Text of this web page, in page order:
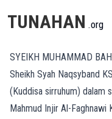
TUNAHAN .org
SYEIKH MUHAMMAD
Sheikh Syah Naqsyband
(Kuddisa sirruhum) dalam
Mahmud Injir Al-Faghnawi